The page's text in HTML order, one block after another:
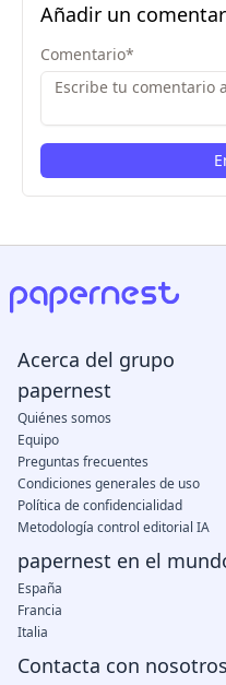
Añadir un
Comentario*
Acerca del grupo
papernest
Quiénes somos
Equipo
Preguntas frecuentes
Condiciones generales de uso
Política de confidencialidad
Metodología control editorial IA
papernest en el
España
Francia
Italia
Contacta con nosotros